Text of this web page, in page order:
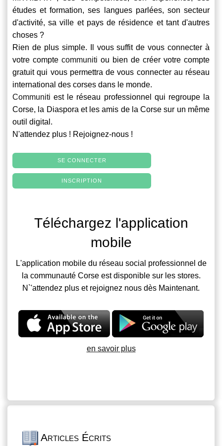
études et formation, ses langues parlées, son secteur
d'activité, sa ville et pays de résidence et tant d'autres
choses ?
Rien de plus simple. Il vous suffit de vous connecter à
votre compte communiti ou bien de créer votre compte
gratuit qui vous permettra de vous connecter au réseau
international des corses dans le monde.
Communiti est le réseau professionnel qui regroupe la
Corse, la Diaspora et les amis de la Corse sur un même
outil digital.
N'attendez plus ! Rejoignez-nous !
SE CONNECTER
INSCRIPTION
Téléchargez l'application
mobile
L'application mobile du réseau social professionnel de
la communauté Corse est disponible sur les stores.
N`'attendez plus et rejoignez nous dès Maintenant.
en savoir plus
Articles Écrits